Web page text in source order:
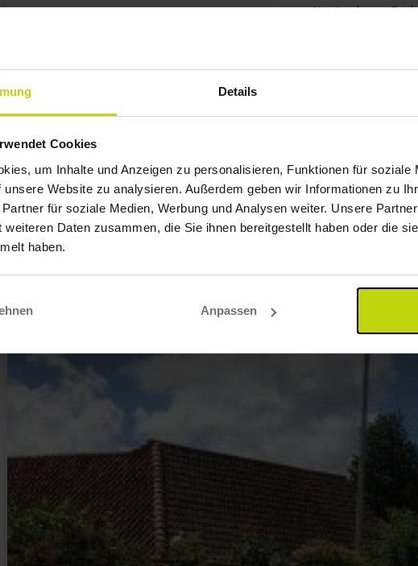
Details
Cookies
um Inhalte und Anzeigen zu personalisieren, Funktionen für soziale
unsere Website zu analysieren. Außerdem geben wir Informationen zu
für soziale Medien, Werbung und Analysen weiter. Unsere
weiteren Daten zusammen, die Sie ihnen bereitgestellt haben oder die
haben.
Anpassen
∞ Kostenloses
199,-
Gesamt 398,-